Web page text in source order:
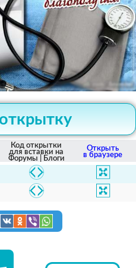
Код открытки
для вставки на
Форумы | Блоги
Открыть
в браузере